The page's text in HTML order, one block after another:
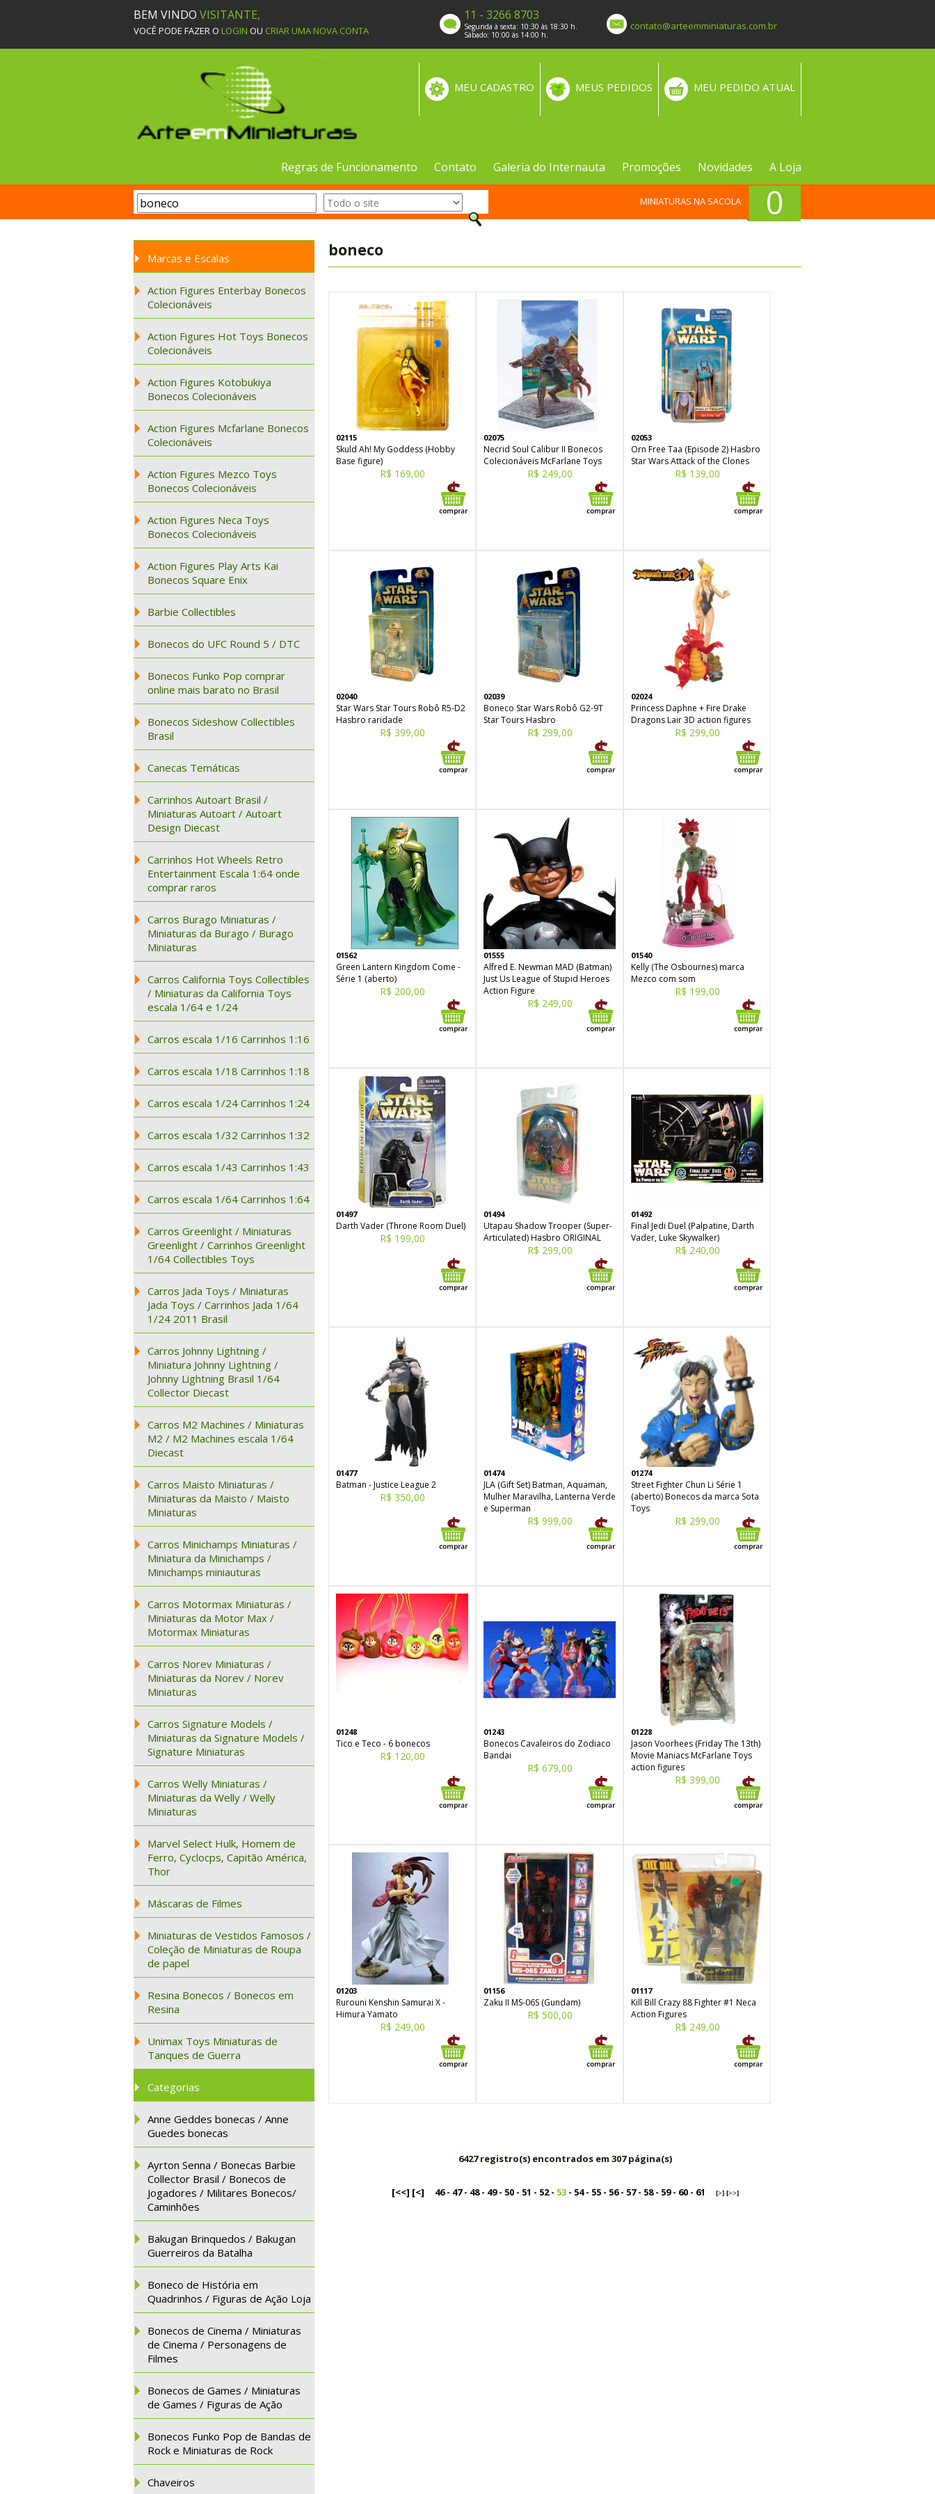
BEM VINDO VISITANTE,
VOCÊ PODE FAZER O LOGIN OU CRIAR UMA NOVA CONTA
11 - 3266 8703
Segunda à sexta: 10:30 às 18:30 h.
Sábado: 10:00 às 14:00 h.
contato@arteemminiaturas.com.br
MEU PEDIDO ATUAL
MEUS PEDIDOS
MEU CADASTRO
Regras de Funcionamento Contato Galeria do Internauta Promoções Novidades A Loja
0
MINIATURAS NA SACOLA
Marcas e Escalas
Action Figures Enterbay Bonecos
Colecionáveis
Action Figures Hot Toys Bonecos
Colecionáveis
Action Figures Kotobukiya
Bonecos Colecionáveis
Action Figures Mcfarlane Bonecos
Colecionáveis
Action Figures Mezco Toys
Bonecos Colecionáveis
Action Figures Neca Toys
Bonecos Colecionáveis
Action Figures Play Arts Kai
Bonecos Square Enix
Barbie Collectibles
Bonecos do UFC Round 5 / DTC
Bonecos Funko Pop comprar
online mais barato no Brasil
Bonecos Sideshow Collectibles
Brasil
Canecas Temáticas
Carrinhos Autoart Brasil /
Miniaturas Autoart / Autoart
Design Diecast
Carrinhos Hot Wheels Retro
Entertainment Escala 1:64 onde
comprar raros
Carros Burago Miniaturas /
Miniaturas da Burago / Burago
Miniaturas
Carros California Toys Collectibles
/ Miniaturas da California Toys
escala 1/64 e 1/24
Carros escala 1/16 Carrinhos 1:16
Carros escala 1/18 Carrinhos 1:18
Carros escala 1/24 Carrinhos 1:24
Carros escala 1/32 Carrinhos 1:32
Carros escala 1/43 Carrinhos 1:43
Carros escala 1/64 Carrinhos 1:64
Carros Greenlight / Miniaturas
Greenlight / Carrinhos Greenlight
1/64 Collectibles Toys
Carros Jada Toys / Miniaturas
Jada Toys / Carrinhos Jada 1/64
1/24 2011 Brasil
Carros Johnny Lightning /
Miniatura Johnny Lightning /
Johnny Lightning Brasil 1/64
Collector Diecast
Carros M2 Machines / Miniaturas
M2 / M2 Machines escala 1/64
Diecast
Carros Maisto Miniaturas /
Miniaturas da Maisto / Maisto
Miniaturas
Carros Minichamps Miniaturas /
Miniatura da Minichamps /
Minichamps miniauturas
Carros Motormax Miniaturas /
Miniaturas da Motor Max /
Motormax Miniaturas
Carros Norev Miniaturas /
Miniaturas da Norev / Norev
Miniaturas
Carros Signature Models /
Miniaturas da Signature Models /
Signature Miniaturas
Carros Welly Miniaturas /
Miniaturas da Welly / Welly
Miniaturas
Marvel Select Hulk, Homem de
Ferro, Cyclocps, Capitão América,
Thor
Máscaras de Filmes
Miniaturas de Vestidos Famosos /
Coleção de Miniaturas de Roupa
de papel
Resina Bonecos / Bonecos em
Resina
Unimax Toys Miniaturas de
Tanques de Guerra
Categorias
Anne Geddes bonecas / Anne
Guedes bonecas
Ayrton Senna / Bonecas Barbie
Collector Brasil / Bonecos de
Jogadores / Militares Bonecos/
Caminhões
Bakugan Brinquedos / Bakugan
Guerreiros da Batalha
Boneco de História em
Quadrinhos / Figuras de Ação Loja
Bonecos de Cinema / Miniaturas
de Cinema / Personagens de
Filmes
Bonecos de Games / Miniaturas
de Games / Figuras de Ação
Bonecos Funko Pop de Bandas de
Rock e Miniaturas de Rock
Chaveiros
boneco
02115
Skuld Ah! My Goddess (Hobby
Base figure)
R$ 169,00
02075
Necrid Soul Calibur II Bonecos
Colecionáveis McFarlane Toys
R$ 249,00
02053
Orn Free Taa (Episode 2) Hasbro
Star Wars Attack of the Clones
R$ 139,00
02040
Star Wars Star Tours Robô R5-D2
Hasbro raridade
R$ 399,00
02039
Boneco Star Wars Robô G2-9T
Star Tours Hasbro
R$ 299,00
02024
Princess Daphne + Fire Drake
Dragons Lair 3D action figures
R$ 299,00
01562
Green Lantern Kingdom Come -
Série 1 (aberto)
R$ 200,00
01555
Alfred E. Newman MAD (Batman)
Just Us League of Stupid Heroes
Action Figure
R$ 249,00
01540
Kelly (The Osbournes) marca
Mezco com som
R$ 199,00
01497
Darth Vader (Throne Room Duel)
R$ 199,00
01494
Utapau Shadow Trooper (Super-
Articulated) Hasbro ORIGINAL
R$ 299,00
01492
Final Jedi Duel (Palpatine, Darth
Vader, Luke Skywalker)
R$ 240,00
01477
Batman - Justice League 2
R$ 350,00
01474
JLA (Gift Set) Batman, Aquaman,
Mulher Maravilha, Lanterna Verde
e Superman
R$ 999,00
01274
Street Fighter Chun Li Série 1
(aberto) Bonecos da marca Sota
Toys
R$ 299,00
01248
Tico e Teco - 6 bonecos
R$ 120,00
01243
Bonecos Cavaleiros do Zodiaco
Bandai
R$ 679,00
01228
Jason Voorhees (Friday The 13th)
Movie Maniacs McFarlane Toys
action figures
R$ 399,00
01203
Rurouni Kenshin Samurai X -
Himura Yamato
R$ 249,00
01156
Zaku II MS-06S (Gundam)
R$ 500,00
01117
Kill Bill Crazy 88 Fighter #1 Neca
Action Figures
R$ 249,00
6427 registro(s) encontrados em 307 página(s)
[<<] [<] 46 - 47 - 48 - 49 - 50 - 51 - 52 - 53 - 54 - 55 - 56 - 57 - 58 - 59 - 60 - 61 [>] [>>]